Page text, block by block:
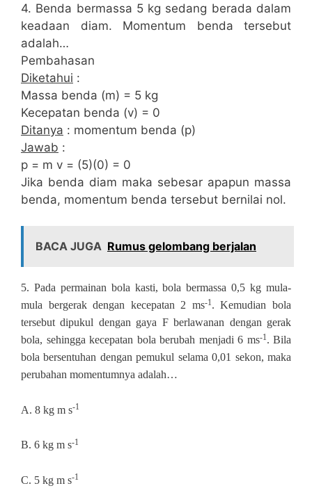
4. Benda bermassa 5 kg sedang berada dalam
keadaan diam. Momentum benda tersebut
adalah…
Pembahasan
Diketahui :
Massa benda (m) = 5 kg
Kecepatan benda (v) = 0
Ditanya : momentum benda (p)
Jawab :
p = m v = (5)(0) = 0
Jika benda diam maka sebesar apapun massa
benda, momentum benda tersebut bernilai nol.
BACA JUGA Rumus gelombang berjalan
5. Pada permainan bola kasti, bola bermassa 0,5 kg mula-
mula bergerak dengan kecepatan 2 ms-1 . Kemudian bola
tersebut dipukul dengan gaya F berlawanan dengan gerak
bola, sehingga kecepatan bola berubah menjadi 6 ms-1 . Bila
bola bersentuhan dengan pemukul selama 0,01 sekon, maka
perubahan momentumnya adalah…
A. 8 kg m s-1
B. 6 kg m s-1
C. 5 kg m s-1